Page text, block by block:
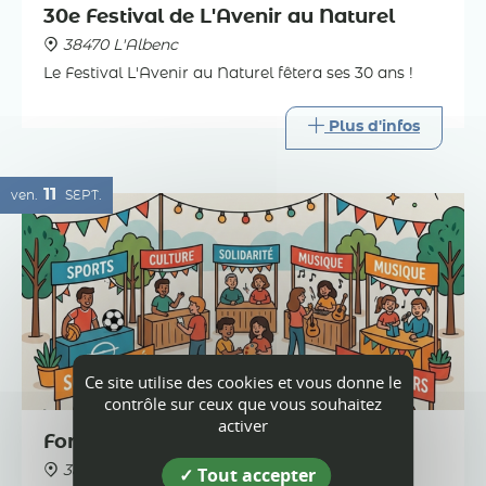
30e Festival de L'Avenir au Naturel
38470 L'Albenc
Le Festival L'Avenir au Naturel fêtera ses 30 ans !
Plus d'infos
ven. 11 SEPT.
Forum des associations à l'Albenc
38470 L'Albenc
Ce site utilise des cookies et vous donne le
contrôle sur ceux que vous souhaitez
activer
Tout accepter